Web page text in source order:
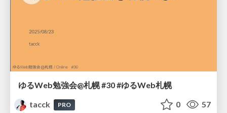
ゆるWeb勉強会@札幌 #30 #ゆるWeb札幌
tacck
PRO 0 57